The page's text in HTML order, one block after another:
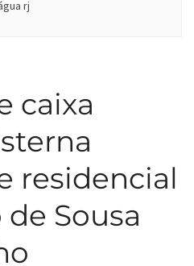
rj
caixa
residencial
Sousa